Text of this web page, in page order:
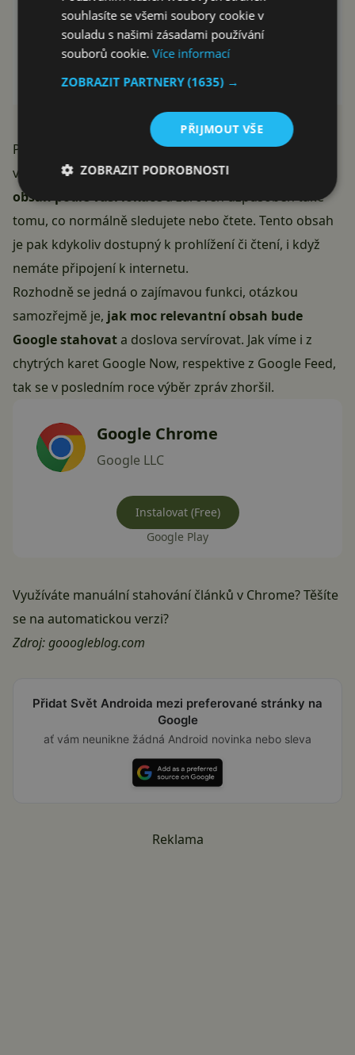
Pokud budete s telefonem připojeni k Wi-Fi síti, tak
vám bude prohlížeč Chrome automaticky stahovat
obsah podle vaší lokacea zároveň uzpůsoben také
tomu, co normálně sledujete nebo čtete. Tento obsah
je pak kdykoliv dostupný k prohlížení či čtení, i když
nemáte připojení k internetu.
Rozhodně se jedná o zajímavou funkci, otázkou
samozřejmě je, jak moc relevantní obsah bude
Google stahovata doslova servírovat. Jak víme i z
chytrých karet Google Now, respektive z Google Feed,
tak se v posledním roce výběr zpráv zhoršil.
Google Chrome
Google LLC
Instalovat (Free)
Google Play
Využíváte manuální stahování článků v Chrome? Těšíte
se na automatickou verzi?
Zdroj:gooogleblog.com
Přidat Svět Androida mezi preferované stránky na
Google
ať vám neunikne žádná Android novinka nebo sleva
Reklama
souhlasíte se všemi soubory cookie v
souladu s našimi zásadami používání
souborů cookie.Více informací
ZOBRAZIT PARTNERY(1635) →
PŘIJMOUT VŠE
ZOBRAZIT PODROBNOSTI